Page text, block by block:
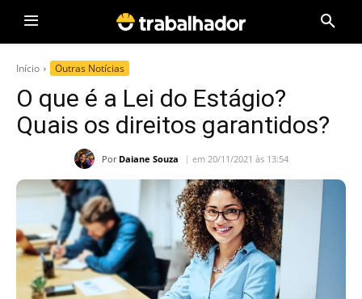
Início Outras Notícias
O que é a Lei do Estágio?
Quais os direitos garantidos?
Por Daiane Souza em 20/11/2021 às 13:54